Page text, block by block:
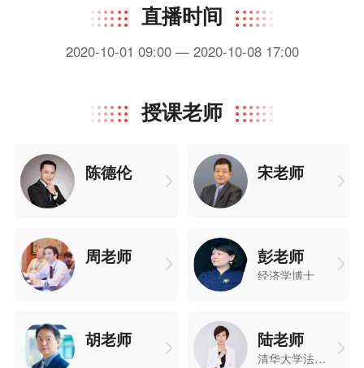
直播时间
2020-10-01 09:00 — 2020-10-08 17:00
授课老师
陈德伦 宋老师
周老师 彭老师
经济学博士
胡老师 陆老师
清华大学法律硕士